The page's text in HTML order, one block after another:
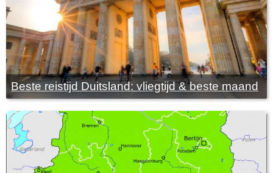
Beste reistijd Duitsland: vliegtijd & beste maand